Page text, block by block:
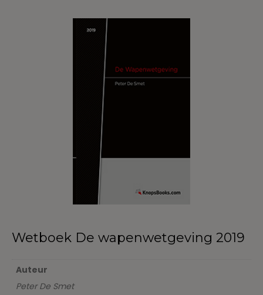
Wetboek De wapenwetgeving 2019
Auteur
Peter De Smet